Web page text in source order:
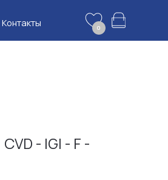
0
- IGI - F -